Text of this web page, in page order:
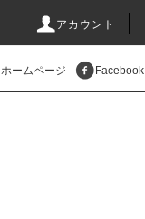
アカウント
ホームページ Facebook